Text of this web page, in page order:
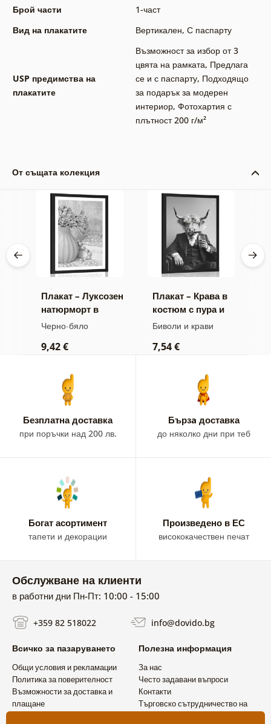
Брой части
1-част
Вид на плакатите
Вертикален, С паспарту
USP предимства на
плакатите
Възможност за избор от 3
цвята на рамката, Предлага
се и с паспарту, Подходящо
за подарък за модерен
интериор, Фотохартия с
плътност 200 г/м²
От същата колекция
Плакат – Луксозен
натюрморт в
черно и бяло
Черно-бяло
9,42 €
Плакат – Крава в
костюм с пура и
уиски
Биволи и крави
7,54 €
Безплатна доставка
при поръчки над 200 лв.
Бързa доставка
до няколко дни при теб
Богат асортимент
тапети и декорации
Произведено в ЕС
висококачествен печат
Обслужване на клиенти
в работни дни Пн-Пт: 10:00 - 15:00
+359 82 518022 info@dovido.bg
Всичко за пазаруването
Общи условия и рекламации
Политика за поверителност
Възможности за доставка и
плащане
Полезна информация
За нас
Често задавани въпроси
Контакти
Търговско сътрудничество на